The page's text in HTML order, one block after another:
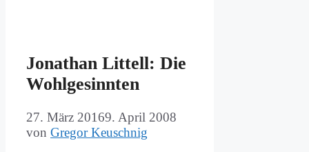
Jo­na­than Lit­tell: Die
Wohl­ge­sinn­ten
27. März 20169. April 2008
von Gregor Keuschnig